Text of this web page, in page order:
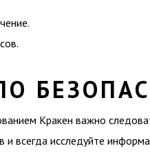
Кракен важно
и всегда исследуйте